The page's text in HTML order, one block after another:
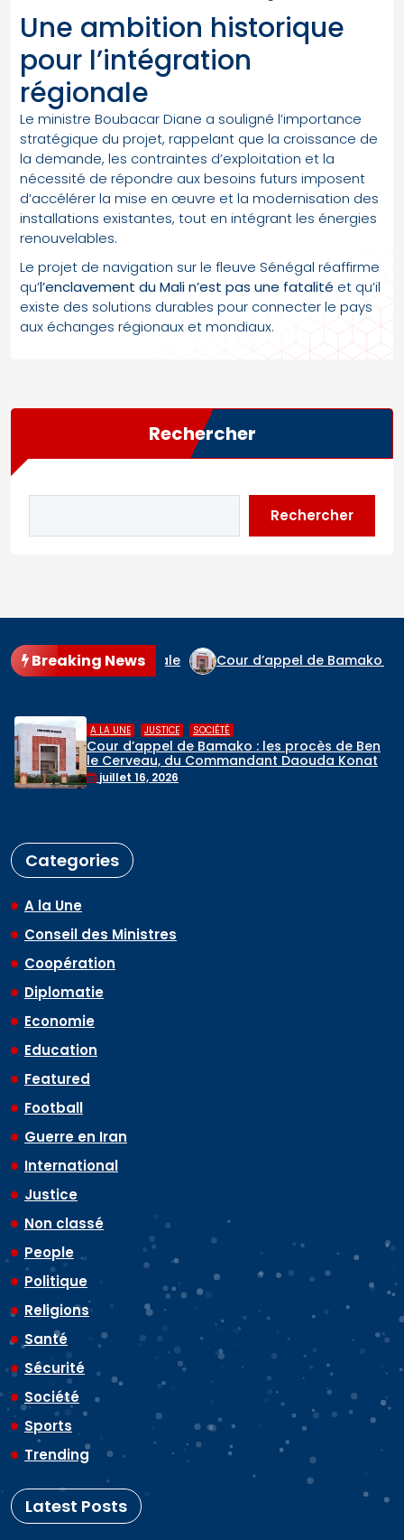
Une ambition historique
pour l’intégration
régionale
Le ministre Boubacar Diane a souligné l’importance
stratégique du projet, rappelant que la croissance de
la demande, les contraintes d’exploitation et la
nécessité de répondre aux besoins futurs imposent
d’accélérer la mise en œuvre et la modernisation des
installations existantes, tout en intégrant les énergies
renouvelables.
Le projet de navigation sur le fleuve Sénégal réaffirme
qu’l’enclavement du Mali n’est pas une fatalité et qu’il
existe des solutions durables pour connecter le pays
aux échanges régionaux et mondiaux.
Rechercher
Rechercher
Breaking News
en finale Cour d’appel de Bamako : les procès de
: les procès de Ben
Daouda Konaté
Hadj 2026 : départ
de pèlerins maliens
Categories
A la Une
Conseil des Ministres
Coopération
Diplomatie
Economie
Education
Featured
Football
Guerre en Iran
International
Justice
Non classé
People
Politique
Religions
Santé
Sécurité
Société
Sports
Trending
Latest Posts